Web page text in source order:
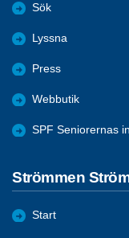
Sök
Lyssna
Press
Webbutik
SPF Seniorernas
Strömmen
Start